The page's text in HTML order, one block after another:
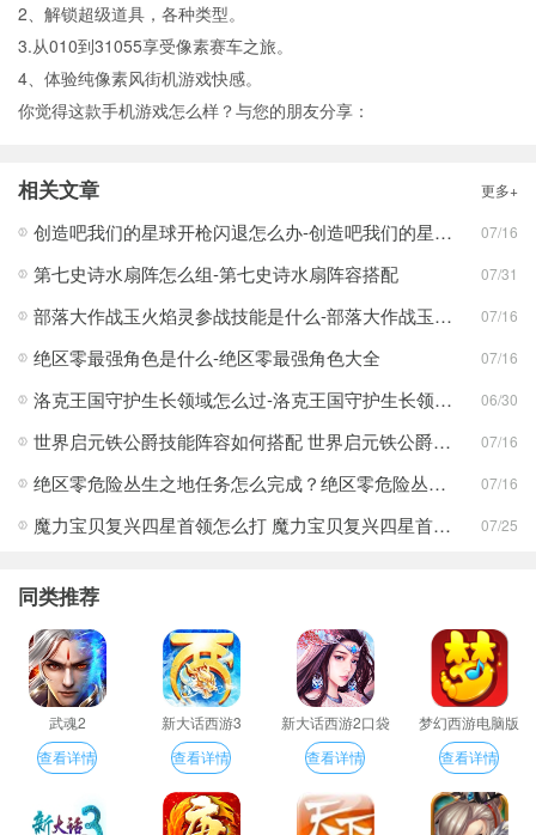
2、解锁超级道具，各种类型。
3.从010到31055享受像素赛车之旅。
4、体验纯像素风街机游戏快感。
你觉得这款手机游戏怎么样？与您的朋友分享：
相关文章 更多+
创造吧我们的星球开枪闪退怎么办-创造吧我们的星球开枪闪退合集 07/16
第七史诗水扇阵怎么组-第七史诗水扇阵容搭配 07/31
部落大作战玉火焰灵参战技能是什么-部落大作战玉火焰灵参战技能合集 07/16
绝区零最强角色是什么-绝区零最强角色大全 07/16
洛克王国守护生长领域怎么过-洛克王国守护生长领域通关攻略 06/30
世界启元铁公爵技能阵容如何搭配 世界启元铁公爵技能阵容搭配合集 07/16
绝区零危险丛生之地任务怎么完成？绝区零危险丛生之地任务完成攻略 07/16
魔力宝贝复兴四星首领怎么打 魔力宝贝复兴四星首领打法合集 07/25
同类推荐
武魂2
查看详情
新大话西游3
查看详情
新大话西游2口袋
版
查看详情
梦幻西游电脑版
查看详情